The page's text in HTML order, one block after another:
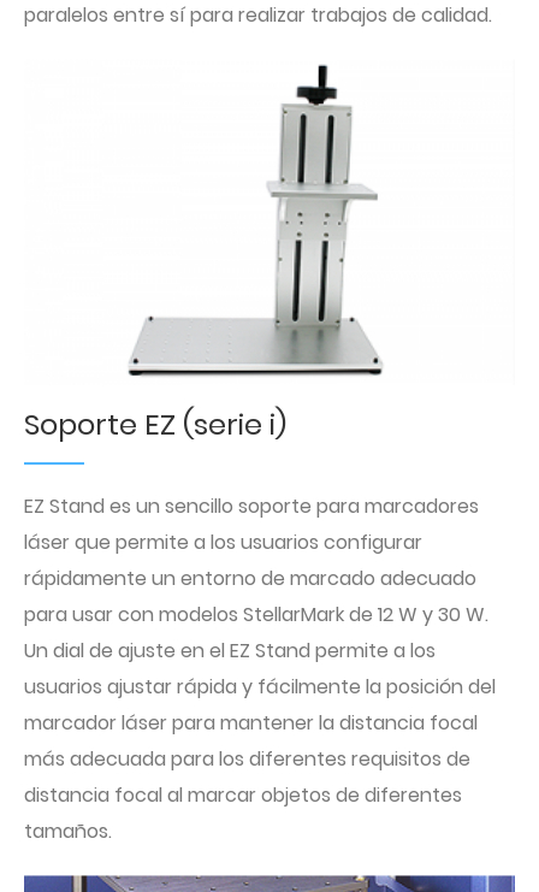
paralelos entre sí para realizar trabajos de calidad.
Soporte EZ (serie i)
EZ Stand es un sencillo soporte para marcadores
láser que permite a los usuarios configurar
rápidamente un entorno de marcado adecuado
para usar con modelos StellarMark de 12 W y 30 W.
Un dial de ajuste en el EZ Stand permite a los
usuarios ajustar rápida y fácilmente la posición del
marcador láser para mantener la distancia focal
más adecuada para los diferentes requisitos de
distancia focal al marcar objetos de diferentes
tamaños.